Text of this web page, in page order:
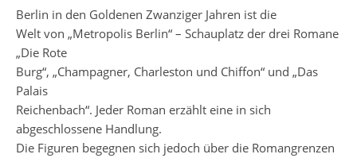
Berlin in den Goldenen Zwanziger Jahren ist die
Welt von „Metropolis Berlin“ – Schauplatz der drei Romane
„Die Rote
Burg“, „Champagner, Charleston und Chiffon“ und „Das
Palais
Reichenbach“. Jeder Roman erzählt eine in sich
abgeschlossene Handlung.
Die Figuren begegnen sich jedoch über die Romangrenzen